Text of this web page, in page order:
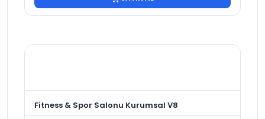
Fitness & Spor Salonu Kurumsal V8